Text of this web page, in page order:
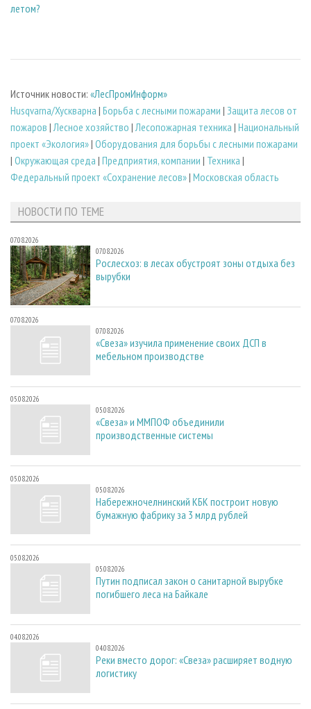
летом?
Источник новости: «ЛесПромИнформ»
Husqvarna/Хускварна | Борьба с лесными пожарами | Защита лесов от
пожаров | Лесное хозяйство | Лесопожарная техника | Национальный
проект «Экология»| Оборудования для борьбы с лесными пожарами
| Окружающая среда | Предприятия, компании | Техника |
Федеральный проект «Сохранение лесов»| Московская область
НОВОСТИ ПО ТЕМЕ
07.08.2026
07.08.2026
Рослесхоз: в лесах обустроят зоны отдыха без
вырубки
07.08.2026
07.08.2026
«Свеза» изучила применение своих ДСП в
мебельном производстве
05.08.2026
05.08.2026
«Свеза» и ММПОФ объединили
производственные системы
05.08.2026
05.08.2026
Набережночелнинский КБК построит новую
бумажную фабрику за 3 млрд рублей
05.08.2026
05.08.2026
Путин подписал закон о санитарной вырубке
погибшего леса на Байкале
04.08.2026
04.08.2026
Реки вместо дорог: «Свеза» расширяет водную
логистику